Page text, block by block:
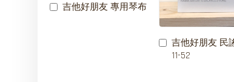
吉他好朋友 專用琴布
吉他好朋友 民
11-52